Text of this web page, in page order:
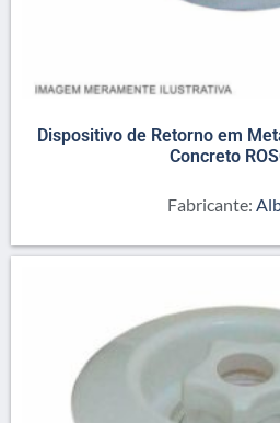
Dispositivo de Retorno em
Concreto
Fabricante: